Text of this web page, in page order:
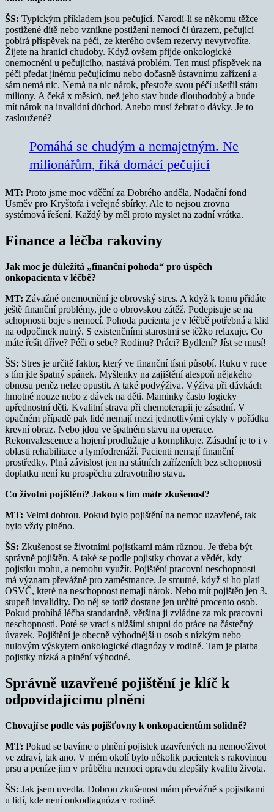
ŠS: Typickým příkladem jsou pečující. Narodí-li se někomu těžce
postižené dítě nebo vznikne postižení nemocí či úrazem, pečující
pobírá příspěvek na péči, ze kterého ovšem rezervy nevytvoříte.
Žijete na hranici chudoby. Když ovšem přijde onkologické
onemocnění u pečujícího, nastává problém. Ten musí příspěvek na
péči předat jinému pečujícímu nebo dočasně ústavnímu zařízení a
sám nemá nic. Nemá na nic nárok, přestože svou péčí ušetřil státu
miliony. A čeká x měsíců, než jeho stav bude dlouhodobý a bude
mít nárok na invalidní důchod. Anebo musí žebrat o dávky. Je to
zasloužené?
Pomáhá se chudým a nemajetným. Ne
milionářům, říká domácí pečující
MT: Proto jsme moc vděční za Dobrého anděla, Nadační fond
Úsměv pro Kryštofa i veřejné sbírky. Ale to nejsou zrovna
systémová řešení. Každý by měl proto myslet na zadní vrátka.
Finance a léčba rakoviny
Jak moc je důležitá „finanční pohoda“ pro úspěch
onkopacienta v léčbě?
MT: Závažné onemocnění je obrovský stres. A když k tomu přidáte
ještě finanční problémy, jde o obrovskou zátěž. Podepisuje se na
schopnosti boje s nemocí. Pohoda pacienta je v léčbě potřebná a klid
na odpočinek nutný. S existenčními starostmi se těžko relaxuje. Co
máte řešit dříve? Péči o sebe? Rodinu? Práci? Bydlení? Jíst se musí!
ŠS: Stres je určitě faktor, který ve finanční tísni působí. Ruku v ruce
s tím jde špatný spánek. Myšlenky na zajištění alespoň nějakého
obnosu peněz nelze opustit. A také podvýživa. Výživa při dávkách
hmotné nouze nebo z dávek na děti. Maminky často logicky
upřednostní děti. Kvalitní strava při chemoterapii je zásadní. V
opačném případě pak lidé nemají mezi jednotlivými cykly v pořádku
krevní obraz. Nebo jdou ve špatném stavu na operace.
Rekonvalescence a hojení prodlužuje a komplikuje. Zásadní je to i v
oblasti rehabilitace a lymfodrenáží. Pacienti nemají finanční
prostředky. Plná závislost jen na státních zařízeních bez schopnosti
doplatku není ku prospěchu zdravotního stavu.
Co životní pojištění? Jakou s tím máte zkušenost?
MT: Velmi dobrou. Pokud bylo pojištění na nemoc uzavřené, tak
bylo vždy plněno.
ŠS: Zkušenost se životními pojistkami mám různou. Je třeba být
správně pojištěn. A také se podle pojistky chovat a vědět, kdy
pojistku mohu, a nemohu využít. Pojištění pracovní neschopnosti
má význam převážně pro zaměstnance. Je smutné, když si ho platí
OSVČ, které na neschopnost nemají nárok. Nebo mít pojištěn jen 3.
stupeň invalidity. Do něj se totiž dostane jen určité procento osob.
Pokud probíhá léčba standardně, většina ji zvládne za rok pracovní
neschopnosti. Poté se vrací s nižšími stupni do práce na částečný
úvazek. Pojištění je obecně výhodnější u osob s nízkým nebo
nulovým výskytem onkologické diagnózy v rodině. Tam je platba
pojistky nízká a plnění výhodné.
Správně uzavřené pojištění je klíč k
odpovídajícímu plnění
Chovají se podle vás pojišťovny k onkopacientům solidně?
MT: Pokud se bavíme o plnění pojistek uzavřených na nemoc/život
ve zdraví, tak ano. V mém okolí bylo několik pacientek s rakovinou
prsu a peníze jim v průběhu nemoci opravdu zlepšily kvalitu života.
ŠS: Jak jsem uvedla. Dobrou zkušenost mám převážně s pojistkami
u lidí, kde není onkodiagnóza v rodině.